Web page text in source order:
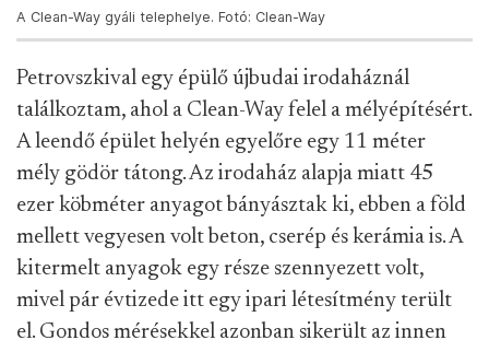
A Clean-Way gyáli telephelye. Fotó: Clean-Way
Petrovszkival egy épülő újbudai irodaháznál
találkoztam, ahol a Clean-Way felel a mélyépítésért.
A leendő épület helyén egyelőre egy 11 méter
mély gödör tátong. Az irodaház alapja miatt 45
ezer köbméter anyagot bányásztak ki, ebben a föld
mellett vegyesen volt beton, cserép és kerámia is. A
kitermelt anyagok egy része szennyezett volt,
mivel pár évtizede itt egy ipari létesítmény terült
el. Gondos mérésekkel azonban sikerült az innen